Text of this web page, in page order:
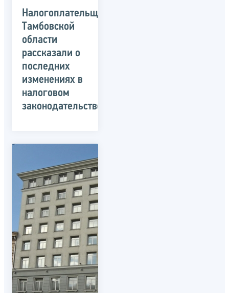
Налогоплательщикам
Тамбовской
области
рассказали о
последних
изменениях в
налоговом
законодательстве